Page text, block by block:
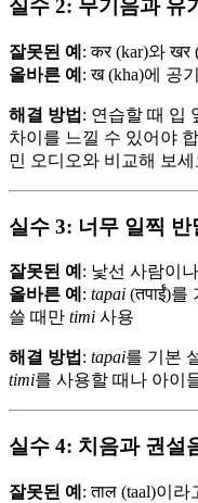
실수 2: 무기음과 유
잘못된 예 : कर (kar)와 खर
올바른 예 : ख (kha)에 공
해결 방법 : 연습할 때 입
차이를 느낄 수 있어야
민 오디오와 비교해 보세
실수 3: 너무 일찍 반
잘못된 예 : 낯선 사람이
올바른 예 : tapai (तपाईं)
쓸 때만 timi 사용
해결 방법 : tapai를 기본
timi를 사용할 때나 아이
실수 4: 치음과 권설
잘못된 예 : ताल (taal)이